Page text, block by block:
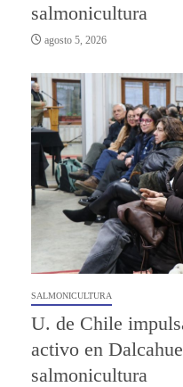
salmonicultura
agosto 5, 2026
SALMONICULTURA
U. de Chile
activo en
salmonicultura